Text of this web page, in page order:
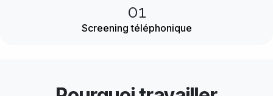
01
Screening téléphonique